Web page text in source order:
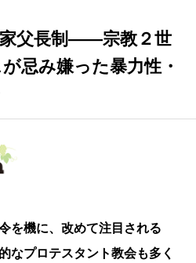
父長制――宗教２世
忌み嫌った暴力性・
を機に、改めて注目される
なプロテスタント教会も多く